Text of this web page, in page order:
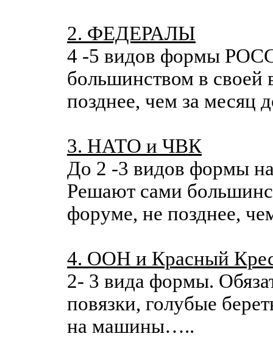
2. ФЕДЕРАЛЫ
4 -5 видов формы
большинством в своей
позднее, чем за месяц
3. НАТО и ЧВК
До 2 -3 видов формы
Решают сами
форуме, не позднее,
4. ООН и Красный
2- 3 вида формы.
повязки, голубые
на машины…..